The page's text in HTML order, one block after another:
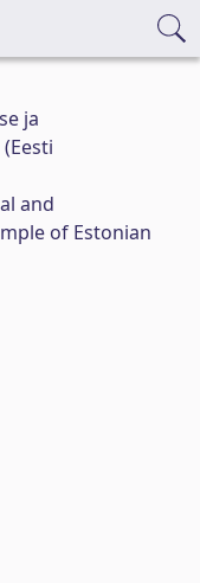
ja
and
of Estonian